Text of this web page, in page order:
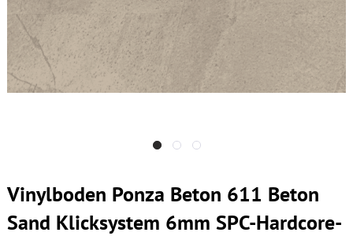
Vinylboden Ponza Beton 611 Beton
Sand Klicksystem 6mm SPC-Hardcore-